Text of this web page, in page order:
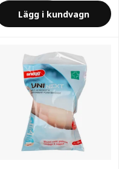
Lägg i kundvagn